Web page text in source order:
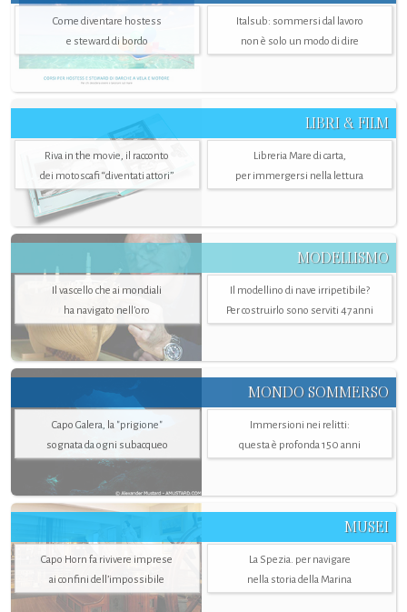
Come diventare hostess
e steward di bordo
Italsub: sommersi dal lavoro
non è solo un modo di dire
LIBRI & FILM
Riva in the movie, il racconto
dei motoscafi “diventati attori”
Libreria Mare di carta,
per immergersi nella lettura
MODELLISMO
Il vascello che ai mondiali
ha navigato nell’oro
Il modellino di nave irripetibile?
Per costruirlo sono serviti 47 anni
MONDO SOMMERSO
Capo Galera, la "prigione"
sognata da ogni subacqueo
Immersioni nei relitti:
questa è profonda 150 anni
MUSEI
Capo Horn fa rivivere imprese
ai confini dell’impossibile
La Spezia. per navigare
nella storia della Marina